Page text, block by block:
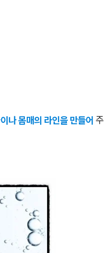
나 몸매의 라인을 만들어 주